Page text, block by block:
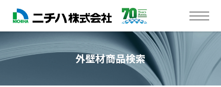
外壁材商品検索